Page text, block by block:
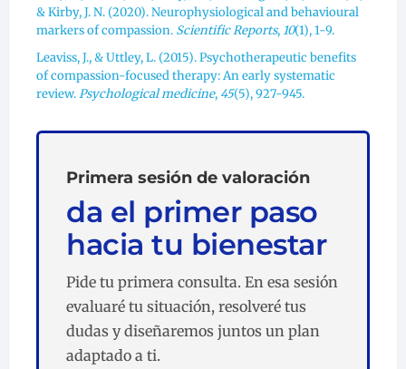
& Kirby, J. N. (2020). Neurophysiological and behavioural
markers of compassion. Scientific Reports, 10(1), 1-9.
Leaviss, J., & Uttley, L. (2015). Psychotherapeutic benefits
of compassion-focused therapy: An early systematic
review.Psychological medicine, 45(5), 927-945.
Primera sesión de valoración
da el primer paso
hacia tu bienestar
Pide tu primera consulta. En esa sesión
evaluaré tu situación, resolveré tus
dudas y diseñaremos juntos un plan
adaptado a ti.